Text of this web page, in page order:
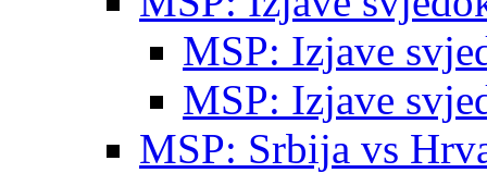
MSP: Izjave
MSP: Izjave
MSP: Srbija vs